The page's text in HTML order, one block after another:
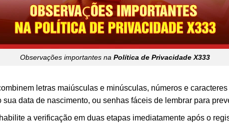
Observações importantes na Política de Privacidade X333
letras maiúsculas e minúsculas, números e
data de nascimento, ou senhas fáceis de lembrar para
habilite a verificação em duas etapas imediatamente após o